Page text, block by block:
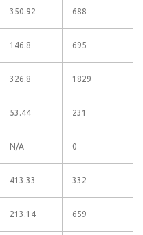
350.92 688
146.8 695
326.8 1829
53.44 231
N/A 0
413.33 332
213.14 659